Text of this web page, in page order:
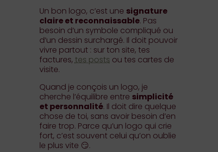
Un bon logo, c’est une signature
claire et reconnaissable. Pas
besoin d’un symbole compliqué ou
d’un dessin surchargé. Il doit pouvoir
vivre partout : sur ton site, tes
factures,tes posts ou tes cartes de
visite.
Quand je conçois un logo, je
cherche l’équilibre entre simplicité
et personnalité. Il doit dire quelque
chose de toi, sans avoir besoin d’en
faire trop. Parce qu’un logo qui crie
fort, c’est souvent celui qu’on oublie
le plus vite 😏.